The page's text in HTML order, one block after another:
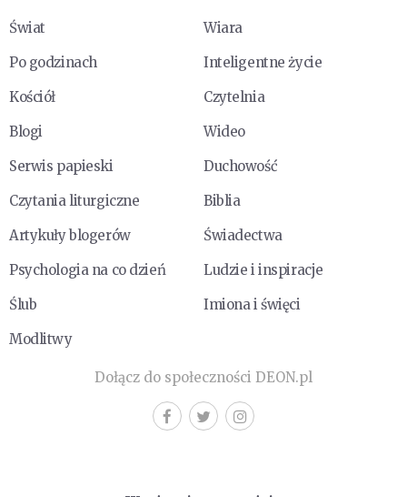
Świat
Wiara
Po godzinach
Inteligentne życie
Kościół
Czytelnia
Blogi
Wideo
Serwis papieski
Duchowość
Czytania liturgiczne
Biblia
Artykuły blogerów
Świadectwa
Psychologia na co dzień
Ludzie i inspiracje
Ślub
Imiona i święci
Modlitwy
Dołącz do społeczności DEON.pl